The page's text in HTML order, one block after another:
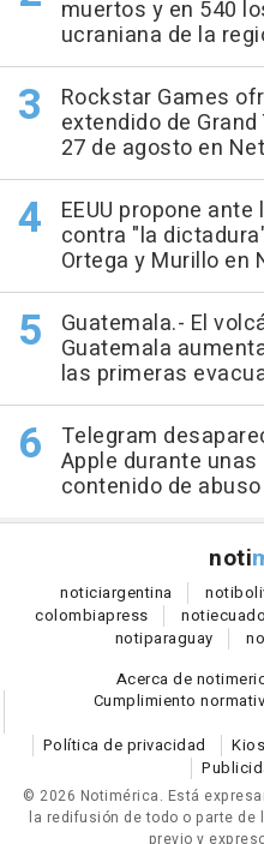
muertos y en 540
ucraniana de la
Rockstar Games
extendido de
27 de agosto en
EEUU propone
contra "la
Ortega y Murillo en
Guatemala.- El
Guatemala
las primeras
Telegram
Apple durante
contenido de
noti
noticiargentina noti
colombiapress noti
notiparaguay
Acerca de
Cumplimiento
Política de privacidad
© 2026 Notimérica. Está
la redifusión de todo o parte
previo y